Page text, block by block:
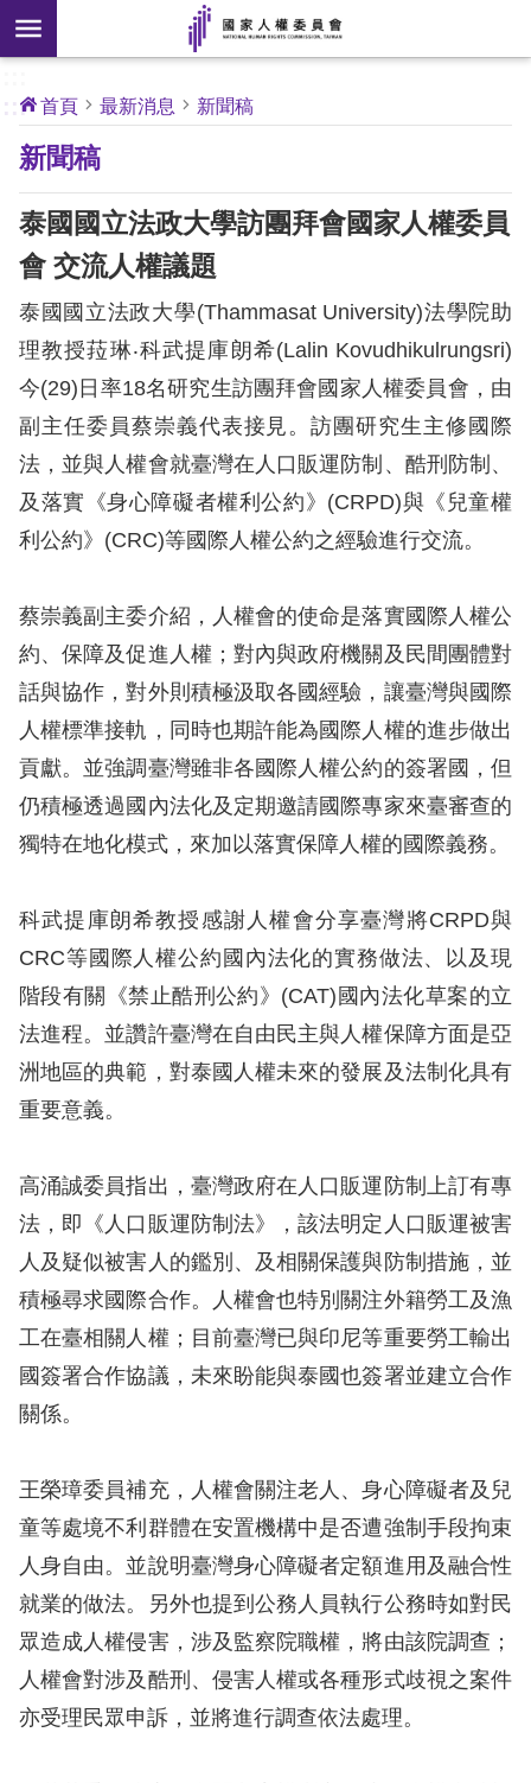
前往主要內容區塊
搜
尋
開
新
核
心
人
權
公
約
關
於
本
會
新
消
息
人
權
業
務
核
心
人
權
約
陳
情
申
訴
資
料
庫
無
障
快
鍵
選
擇
語
:::
首頁 最新消息 新聞稿
新聞稿
泰國國立法政大學訪團拜會國家人權委員
會 交流人權議題
泰國國立法政大學(Thammasat University)法學院助
理教授菈琳‧科武提庫朗希(Lalin Kovudhikulrungsri)
今(29)日率18名研究生訪團拜會國家人權委員會，由
副主任委員蔡崇義代表接見。訪團研究生主修國際
法，並與人權會就臺灣在人口販運防制、酷刑防制、
及落實《身心障礙者權利公約》(CRPD)與《兒童權
利公約》(CRC)等國際人權公約之經驗進行交流。
蔡崇義副主委介紹，人權會的使命是落實國際人權公
約、保障及促進人權；對內與政府機關及民間團體對
話與協作，對外則積極汲取各國經驗，讓臺灣與國際
人權標準接軌，同時也期許能為國際人權的進步做出
貢獻。並強調臺灣雖非各國際人權公約的簽署國，但
仍積極透過國內法化及定期邀請國際專家來臺審查的
獨特在地化模式，來加以落實保障人權的國際義務。
科武提庫朗希教授感謝人權會分享臺灣將CRPD與
CRC等國際人權公約國內法化的實務做法、以及現
階段有關《禁止酷刑公約》(CAT)國內法化草案的立
法進程。並讚許臺灣在自由民主與人權保障方面是亞
洲地區的典範，對泰國人權未來的發展及法制化具有
重要意義。
高涌誠委員指出，臺灣政府在人口販運防制上訂有專
法，即《人口販運防制法》，該法明定人口販運被害
人及疑似被害人的鑑別、及相關保護與防制措施，並
積極尋求國際合作。人權會也特別關注外籍勞工及漁
工在臺相關人權；目前臺灣已與印尼等重要勞工輸出
國簽署合作協議，未來盼能與泰國也簽署並建立合作
關係。
王榮璋委員補充，人權會關注老人、身心障礙者及兒
童等處境不利群體在安置機構中是否遭強制手段拘束
人身自由。並說明臺灣身心障礙者定額進用及融合性
就業的做法。另外也提到公務人員執行公務時如對民
眾造成人權侵害，涉及監察院職權，將由該院調查；
人權會對涉及酷刑、侵害人權或各種形式歧視之案件
亦受理民眾申訴，並將進行調查依法處理。